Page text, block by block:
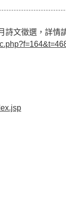
文徵選，詳情